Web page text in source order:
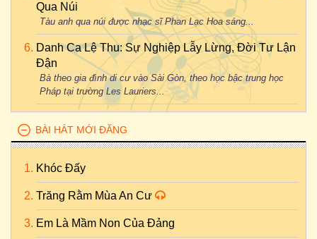
Qua Núi
Tàu anh qua núi được nhạc sĩ Phan Lạc Hoa sáng...
Danh Ca Lệ Thu: Sự Nghiệp Lẫy Lừng, Đời Tư Lận
Đận
Bà theo gia đình di cư vào Sài Gòn, theo học bậc trung học
Pháp tại trường Les Lauriers...
BÀI HÁT MỚI ĐĂNG
Khóc Đấy
Trăng Rằm Mùa An Cư
Em Là Mầm Non Của Đảng